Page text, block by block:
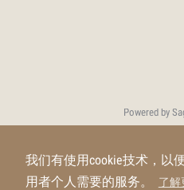
我们有使用cookie技术，以
用者个人需要的服务。
了解
Powered by